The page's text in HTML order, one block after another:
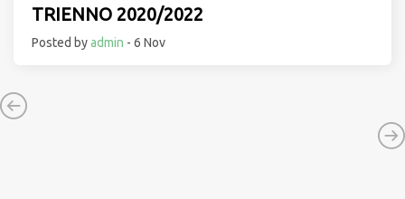
TRIENNO 2020/2022
Posted byadmin - 6 Nov